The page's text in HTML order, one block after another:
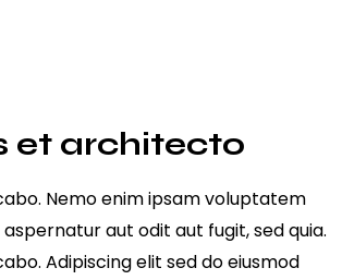
et architecto
Nemo enim ipsam voluptatem
aut odit aut fugit, sed quia.
Adipiscing elit sed do eiusmod